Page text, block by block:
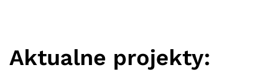
Aktualne projekty: